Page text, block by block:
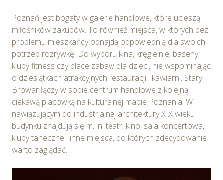
Poznań jest bogaty w galerie handlowe, które ucieszą
miłośników zakupów. To również miejsca, w których bez
problemu mieszkańcy odnajdą odpowiednią dla swoich
potrzeb rozrywkę. Do wyboru kina, kręgielnie, baseny,
kluby fitness czy place zabaw dla dzieci, nie wspominając
o dziesiątkach atrakcyjnych restauracji i kawiarni. Stary
Browar łączy w sobie centrum handlowe z kolejną
ciekawą placówką na kulturalnej mapie Poznania. W
nawiązującym do industrialnej architektury XIX wieku
budynku znajdują się m. in. teatr, kino, sala koncertowa,
kluby taneczne i inne miejsca, do których zdecydowanie
warto zaglądać.